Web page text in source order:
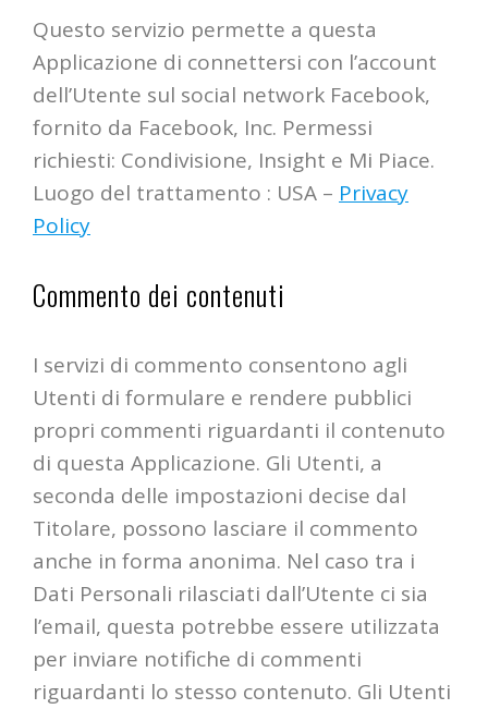
Questo servizio permette a questa
Applicazione di connettersi con l’account
dell’Utente sul social network Facebook,
fornito da Facebook, Inc. Permessi
richiesti: Condivisione, Insight e Mi Piace.
Luogo del trattamento : USA – Privacy
Policy
Commento dei contenuti
I servizi di commento consentono agli
Utenti di formulare e rendere pubblici
propri commenti riguardanti il contenuto
di questa Applicazione. Gli Utenti, a
seconda delle impostazioni decise dal
Titolare, possono lasciare il commento
anche in forma anonima. Nel caso tra i
Dati Personali rilasciati dall’Utente ci sia
l’email, questa potrebbe essere utilizzata
per inviare notifiche di commenti
riguardanti lo stesso contenuto. Gli Utenti